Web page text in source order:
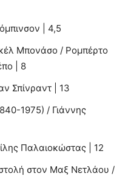
| 4,5
Μπονάσο / Ρομπέρτο
| 8
Σπίνραντ | 13
1975) / Γιάννης
Παλαιοκώστας | 12
στον Μαξ Νετλάου /